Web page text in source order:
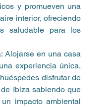
y promueven una
interior, ofreciendo
saludable para los
Alojarse en una casa
experiencia única,
disfrutar de
Ibiza sabiendo que
impacto ambiental